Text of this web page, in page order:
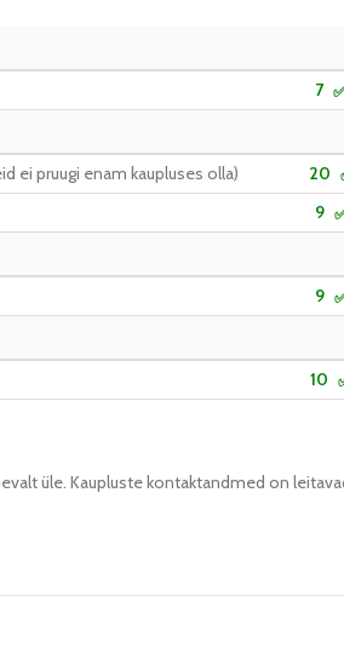
7 ✅
ei pruugi enam kaupluses olla)
20
9
9
10
üle. Kaupluste kontaktandmed on